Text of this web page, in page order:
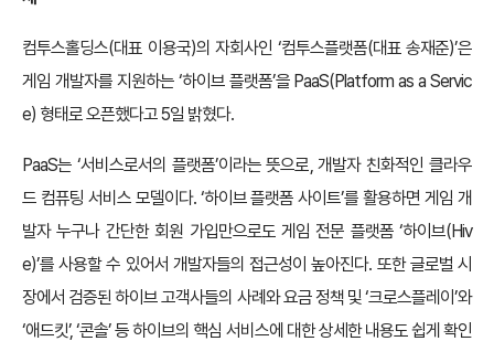
컴투스홀딩스(대표 이용국)의 자회사인 ‘컴투스플랫폼(대표 송재준)’은
게임 개발자를 지원하는 ‘하이브 플랫폼’을 PaaS(Platform as a Servic
e) 형태로 오픈했다고 5일 밝혔다.
PaaS는 ‘서비스로서의 플랫폼’이라는 뜻으로, 개발자 친화적인 클라우
드 컴퓨팅 서비스 모델이다. ‘하이브 플랫폼 사이트’를 활용하면 게임 개
발자 누구나 간단한 회원 가입만으로도 게임 전문 플랫폼 ‘하이브(Hiv
e)’를 사용할 수 있어서 개발자들의 접근성이 높아진다. 또한 글로벌 시
장에서 검증된 하이브 고객사들의 사례와 요금 정책 및 ‘크로스플레이’와
‘애드킷’, ‘콘솔’ 등 하이브의 핵심 서비스에 대한 상세한 내용도 쉽게 확인